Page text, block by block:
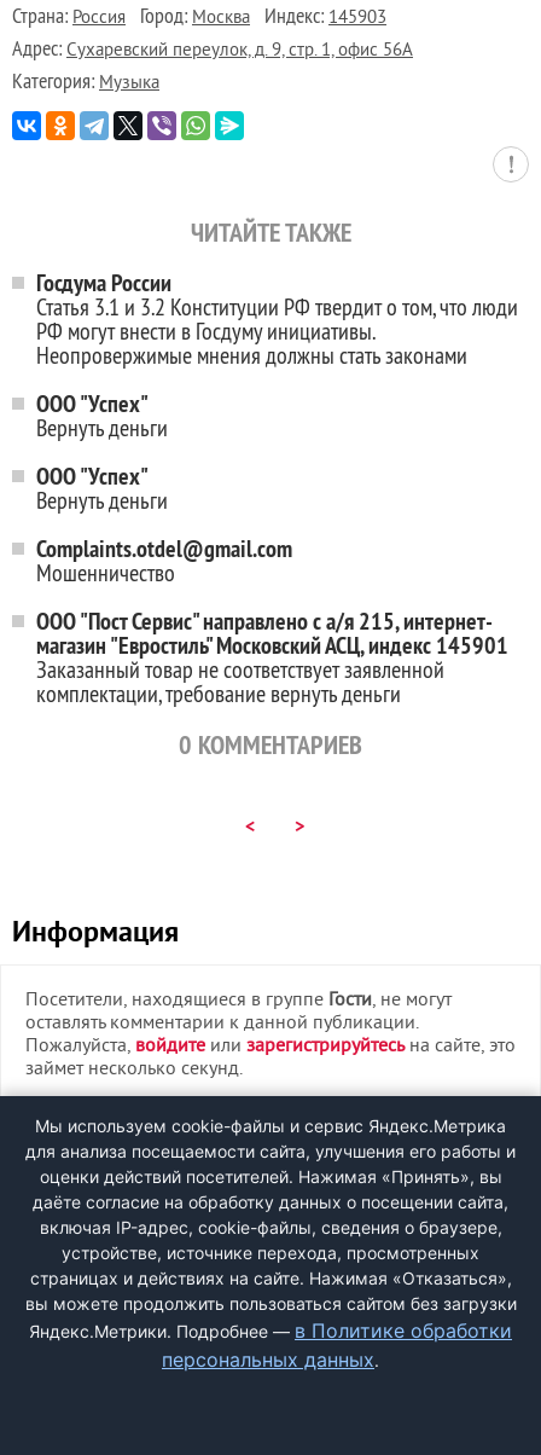
Страна: Россия Город: Москва Индекс: 145903
Адрес: Сухаревский переулок, д. 9, стр. 1, офис 56А
Категория: Музыка
ЧИТАЙТЕ ТАКЖЕ
Госдума России
Статья 3.1 и 3.2 Конституции РФ твердит о том, что люди
РФ могут внести в Госдуму инициативы.
Неопровержимые мнения должны стать законами
ООО "Успех"
Вернуть деньги
ООО "Успех"
Вернуть деньги
Complaints.otdel@gmail.com
Мошенничество
ООО "Пост Сервис" направлено с а/я 215, интернет-
магазин "Евростиль" Московский АСЦ, индекс 145901
Заказанный товар не соответствует заявленной
комплектации, требование вернуть деньги
0 КОММЕНТАРИЕВ
< >
Информация
Посетители, находящиеся в группе Гости, не могут
оставлять комментарии к данной публикации.
Пожалуйста, войдите или зарегистрируйтесьна сайте, это
займет несколько секунд.
ВХОД
РЕГИСТРАЦИЯ
Быстрая регистрациячерез соцсети:
Мы используем cookie-файлы и сервис Яндекс.Метрика
для анализа посещаемости сайта, улучшения его работы и
оценки действий посетителей. Нажимая «Принять», вы
даёте согласие на обработку данных о посещении сайта,
включая IP-адрес, cookie-файлы, сведения о браузере,
устройстве, источнике перехода, просмотренных
страницах и действиях на сайте. Нажимая «Отказаться»,
вы можете продолжить пользоваться сайтом без загрузки
Яндекс.Метрики. Подробнее — в Политике обработки
персональных данных.